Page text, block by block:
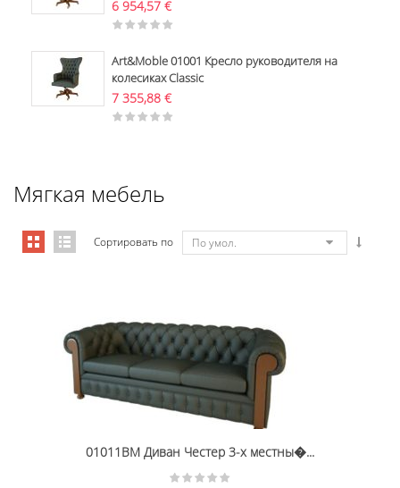
6 954,57 €
Art&Moble 01001 Кресло руководителя на
колесиках Classic
7 355,88 €
Мягкая мебель
Сортировать по По умол.
01011BM Диван Честер 3-х местны�...